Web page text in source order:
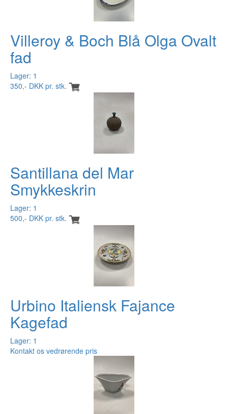
Villeroy & Boch Blå Olga Ovalt
fad
Lager: 1
350,- DKK pr. stk.
Santillana del Mar
Smykkeskrin
Lager: 1
500,- DKK pr. stk.
Urbino Italiensk Fajance
Kagefad
Lager: 1
Kontakt os vedrørende pris